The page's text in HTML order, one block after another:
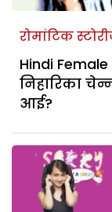
रोमांटिक
Hindi
निहारिका
आई?